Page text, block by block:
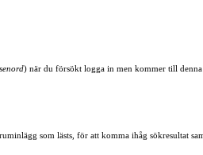
) när du försökt logga in men kommer till
som lästs, för att komma ihåg sökresultat